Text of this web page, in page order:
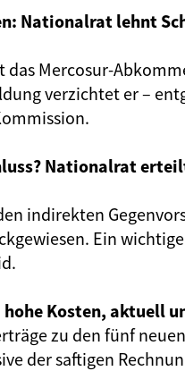
Nationalrat lehnt
Mercosur-
verzichtet er –
Nationalrat
indirekten
Ein
Kosten, aktuell
zu den fünf
der saftigen